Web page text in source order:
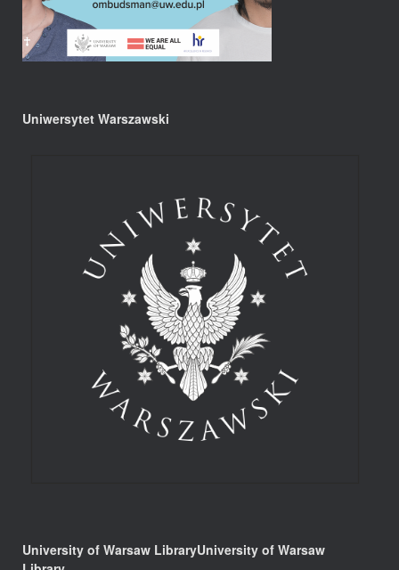
Uniwersytet Warszawski
University of Warsaw LibraryUniversity of Warsaw